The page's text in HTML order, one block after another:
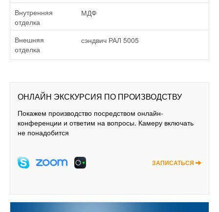
Внутренняя
отделка
МДФ
Внешняя
отделка
сэндвич РАЛ 5005
ОНЛАЙН ЭКСКУРСИЯ ПО ПРОИЗВОДСТВУ
Покажем производство посредством онлайн-
конференции и ответим на вопросы. Камеру включать
не понадобится
ЗАПИСАТЬСЯ